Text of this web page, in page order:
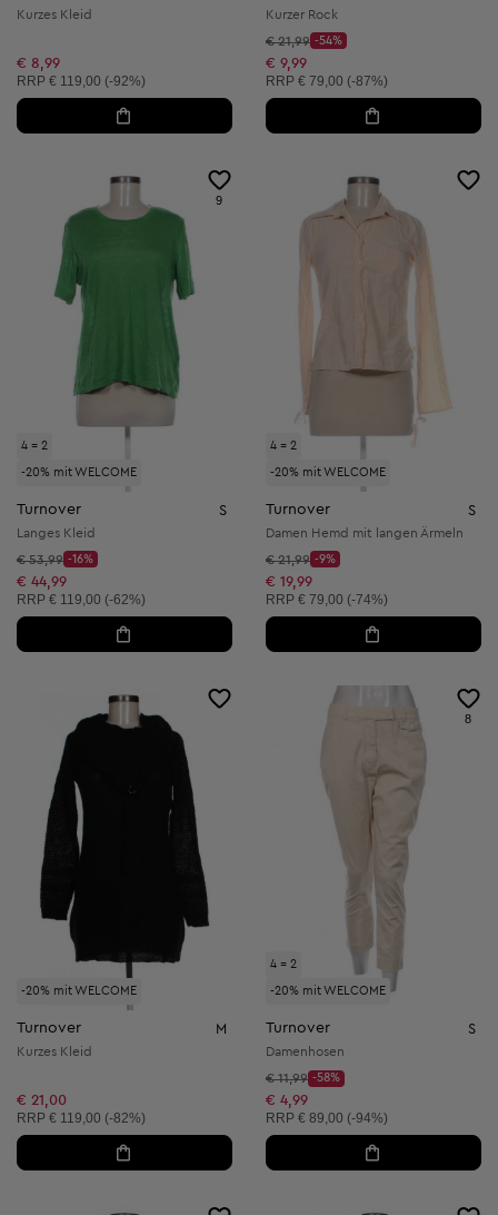
Kurzes Kleid
€ 8,99
Unverbindliche Preisempfehlung:
RRP € 119,00 (-92%)
Kurzer Rock
Startpreis:
€ 21,99
Discount Price:
-54%
Reduzierter Preis:
€ 9,99
Unverbindliche Preisempfehlung:
RRP € 79,00 (-87%)
4 = 2
-20% mit WELCOME
9
Turnover S
Langes Kleid
Startpreis:
€ 53,99
Discount Price:
-16%
Reduzierter Preis:
€ 44,99
Unverbindliche Preisempfehlung:
RRP € 119,00 (-62%)
4 = 2
-20% mit WELCOME
Turnover S
Damen Hemd mit langen Ärmeln
Startpreis:
€ 21,99
Discount Price:
-9%
Reduzierter Preis:
€ 19,99
Unverbindliche Preisempfehlung:
RRP € 79,00 (-74%)
-20% mit WELCOME
Turnover M
Kurzes Kleid
€ 21,00
Unverbindliche Preisempfehlung:
RRP € 119,00 (-82%)
4 = 2
-20% mit WELCOME
8
Turnover S
Damenhosen
Startpreis:
€ 11,99
Discount Price:
-58%
Reduzierter Preis:
€ 4,99
Unverbindliche Preisempfehlung:
RRP € 89,00 (-94%)